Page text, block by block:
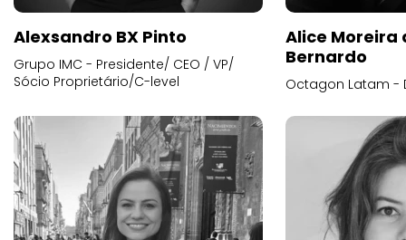
Alexsandro BX Pinto
Grupo IMC - Presidente/ CEO / VP/
Sócio Proprietário/C-level
Alice
Bernardo
Octagon Latam -